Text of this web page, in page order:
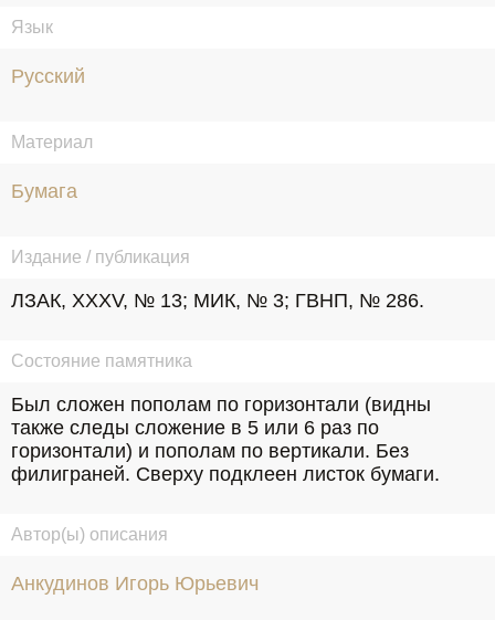
Язык
Русский
Материал
Бумага
Издание / публикация
ЛЗАК, ХХХV, № 13; МИК, № 3; ГВНП, № 286.
Состояние памятника
Был сложен пополам по горизонтали (видны
также следы сложение в 5 или 6 раз по
горизонтали) и пополам по вертикали. Без
филиграней. Сверху подклеен листок бумаги.
Автор(ы) описания
Анкудинов Игорь Юрьевич